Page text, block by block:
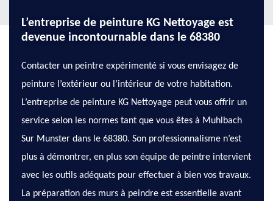
L’entreprise de peinture KG Nettoyage est
devenue incontournable dans le 68380
Contacter un peintre expérimenté si vous envisagez de
peinture l’extérieur ou l’intérieur de votre habitation.
L’entreprise de peinture KG Nettoyage peut vous offrir un
service selon les normes tant que vous êtes à Muhlbach
Sur Munster dans le 68380. Son professionnalisme n’est
plus à démontrer, en plus son équipe de peintre intervient
avec les outils adéquats pour effectuer à bien vos travaux.
La préparation des murs à peindre est essentielle avant